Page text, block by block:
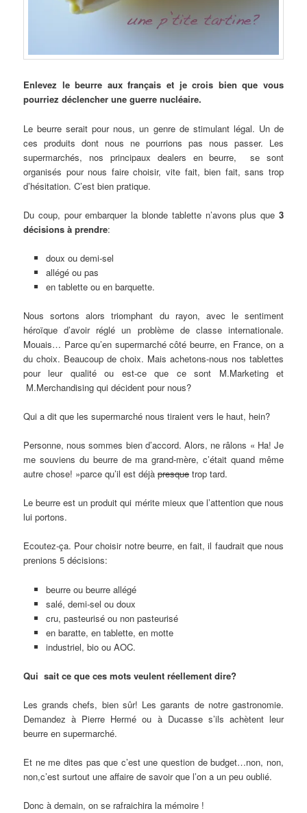
Enlevez le beurre aux français et je crois bien que vous
pourriez déclencher une guerre nucléaire.
Le beurre serait pour nous, un genre de stimulant légal. Un de
ces produits dont nous ne pourrions pas nous passer. Les
supermarchés, nos principaux dealers en beurre, se sont
organisés pour nous faire choisir, vite fait, bien fait, sans trop
d’hésitation. C’est bien pratique.
Du coup, pour embarquer la blonde tablette n’avons plus que 3
décisions à prendre:
doux ou demi-sel
allégé ou pas
en tablette ou en barquette.
Nous sortons alors triomphant du rayon, avec le sentiment
héroïque d’avoir réglé un problème de classe internationale.
Mouais… Parce qu’en supermarché côté beurre, en France, on a
du choix. Beaucoup de choix. Mais achetons-nous nos tablettes
pour leur qualité ou est-ce que ce sont M.Marketing et
M.Merchandising qui décident pour nous?
Qui a dit que les supermarché nous tiraient vers le haut, hein?
Personne, nous sommes bien d’accord. Alors, ne râlons « Ha! Je
me souviens du beurre de ma grand-mère, c’était quand même
autre chose! »parce qu’il est déjàpresque trop tard.
Le beurre est un produit qui mérite mieux que l’attention que nous
lui portons.
Ecoutez-ça. Pour choisir notre beurre, en fait, il faudrait que nous
prenions 5 décisions:
beurre ou beurre allégé
salé, demi-sel ou doux
cru, pasteurisé ou non pasteurisé
en baratte, en tablette, en motte
industriel, bio ou AOC.
Qui sait ce que ces mots veulent réellement dire?
Les grands chefs, bien sûr! Les garants de notre gastronomie.
Demandez à Pierre Hermé ou à Ducasse s’ils achètent leur
beurre en supermarché.
Et ne me dites pas que c’est une question de budget…non, non,
non,c’est surtout une affaire de savoir que l’on a un peu oublié.
Donc à demain, on se rafraichira la mémoire !